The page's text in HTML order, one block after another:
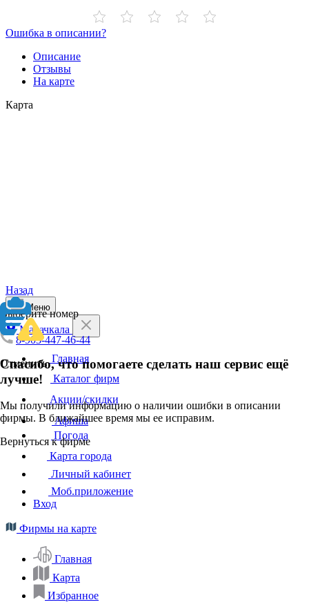
Ошибка в описании?
Описание
Отзывы
На карте
Карта
Назад
Выберите номер
8-903-447-46-44
Отменить
Спасибо, что помогаете сделать наш сервис ещё
лучше!
Мы получили информацию о наличии ошибки в описании
фирмы. В ближайшее время мы ее исправим.
Вернуться к фирме
Меню
Махачкала
Главная
Каталог фирм
Акции/скидки
Афиша
Погода
Карта города
Личный кабинет
Моб.приложение
Вход
Фирмы на карте
Главная
Карта
Избранное